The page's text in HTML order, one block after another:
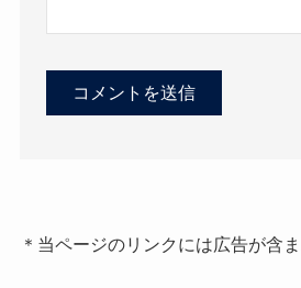
＊当ページのリンクには広告が含